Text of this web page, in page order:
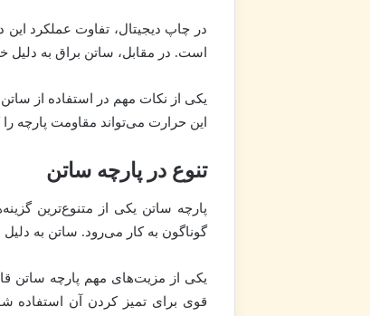
در چاپ دیجیتال، تفاوت عملکرد
است. در مقابل، ساتن براق به
یکی از نکات مهم در استفاده از
این حرارت می‌تواند مقاومت پارچه
تنوع در پارچه ساتن
پارچه ساتن یکی از متنوع‌ترین
گوناگون به کار می‌رود. ساتن به
یکی از مزیت‌های مهم پارچه ساتن
قوی برای تمیز کردن آن استفاده